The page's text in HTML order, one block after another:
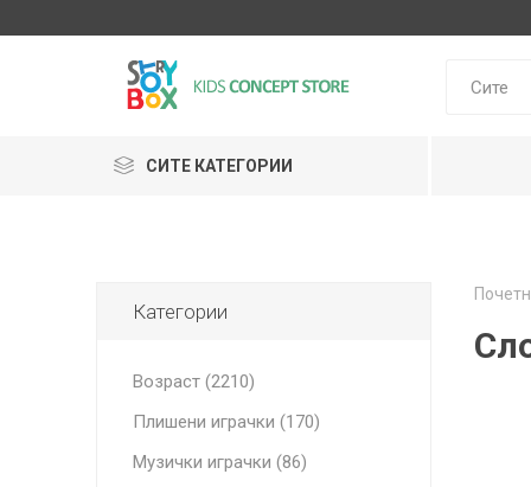
СИТЕ КАТЕГОРИИ
Janod
GLOBBER
Категории
Возраст (2210)
Плишени играчки (170)
Музички играчки (86)